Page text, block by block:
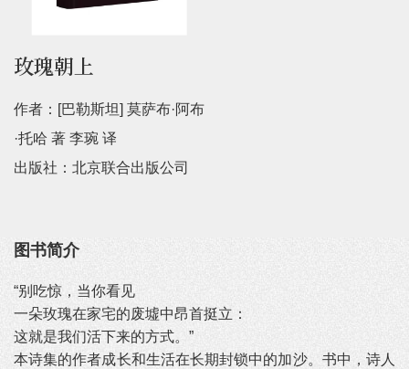
玫瑰朝上
作者：[巴勒斯坦] 莫萨布·阿布
·托哈 著 李琬 译
出版社：北京联合出版公司
图书简介
“别吃惊，当你看见
一朵玫瑰在家宅的废墟中昂首挺立：
这就是我们活下来的方式。”
本诗集的作者成长和生活在长期封锁中的加沙。书中，诗人